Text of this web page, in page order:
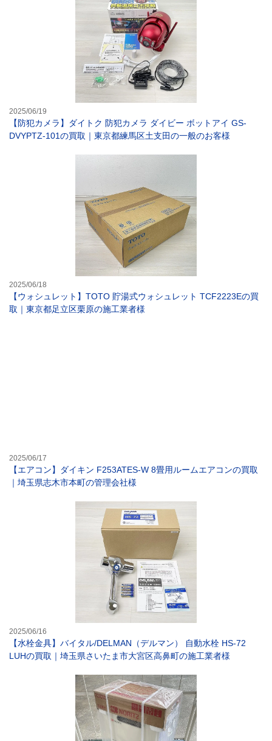
2025/06/19
【防犯カメラ】ダイトク 防犯カメラ ダイビー ボットアイ GS-
DVYPTZ-101の買取｜東京都練馬区土支田の一般のお客様
2025/06/18
【ウォシュレット】TOTO 貯湯式ウォシュレット TCF2223Eの買
取｜東京都足立区栗原の施工業者様
2025/06/17
【エアコン】ダイキン F253ATES-W 8畳用ルームエアコンの買取
｜埼玉県志木市本町の管理会社様
2025/06/16
【水栓金具】バイタル/DELMAN（デルマン） 自動水栓 HS-72
LUHの買取｜埼玉県さいたま市大宮区高鼻町の施工業者様